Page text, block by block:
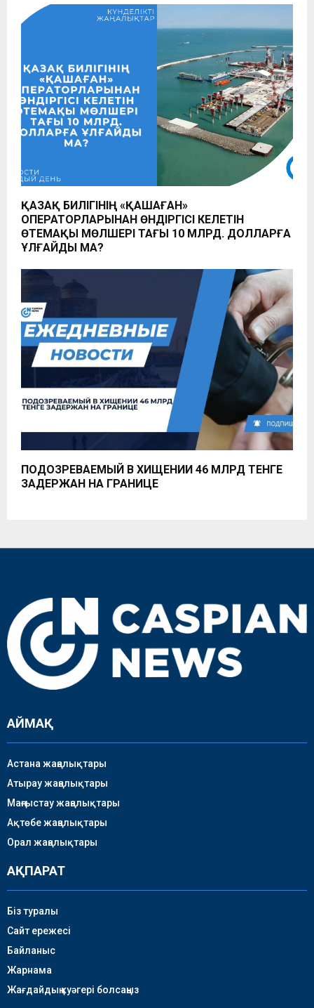
ҚАЗАҚ БИЛІГІНІҢ «ҚАШАҒАН»
ОПЕРАТОРЛАРЫНАН ӨНДІРГІСІ КЕЛЕТІН
ӨТЕМАҚЫ МӨЛШЕРІ ТАҒЫ 10 МЛРД. ДОЛЛАРҒА
ҰЛҒАЙДЫ МА?
ПОДОЗРЕВАЕМЫЙ В ХИЩЕНИИ 46 МЛРД ТЕНГЕ
ЗАДЕРЖАН НА ГРАНИЦЕ
АЙМАҚ
Астана жаңалықтары
Атырау жаңалықтары
Маңғыстау жаңалықтары
Ақтөбе жаңалықтары
Орал жаңалықтары
АҚПАРАТ
Біз туралы
Сайт ережесі
Байланыс
Жарнама
Жағдайдың куәгері болсаңыз